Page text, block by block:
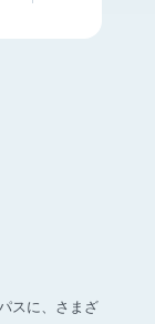
スに、さまざ